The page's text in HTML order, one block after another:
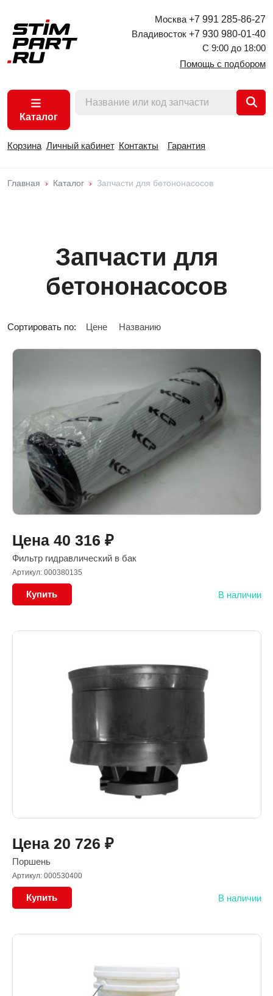
Москва +7 991 285-86-27
Владивосток +7 930 980-01-40
С 9:00 до 18:00
Помощь с подбором
Каталог
Корзина Личный кабинет Контакты Гарантия
Главная Каталог Запчасти для бетононасосов
Запчасти для
бетононасосов
Сортировать по: Цене Названию
Цена 40 316 ₽
Фильтр гидравлический в бак
Артикул: 000380135
Купить В наличии
Цена 20 726 ₽
Поршень
Артикул: 000530400
Купить В наличии